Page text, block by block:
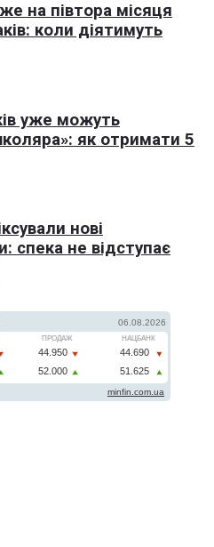
на півтора місяця
коли діятимуть
уже можуть
як отримати 5
нові
спека не відступає